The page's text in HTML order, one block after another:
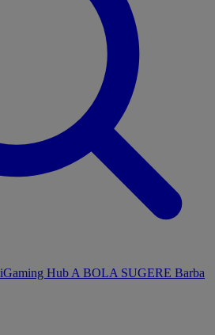
iGaming Hub A BOLA SUGERE Barba